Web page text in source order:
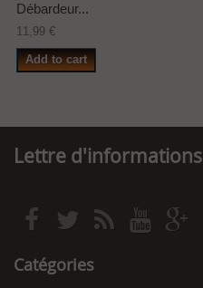
Débardeur...
11,99 €
Add to cart
Lettre d'informations
Catégories